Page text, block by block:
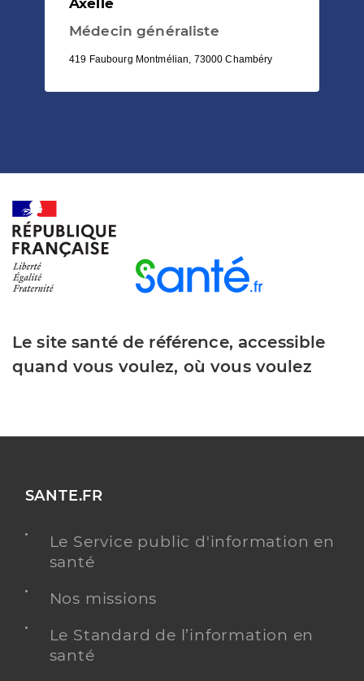
Médecin généraliste
419 Faubourg Montmélian, 73000 Chambéry
Le site santé de référence, accessible
quand vous voulez, où vous voulez
SANTE.FR
Le Service public d'information en
santé
Nos missions
Le Standard de l’information en
santé